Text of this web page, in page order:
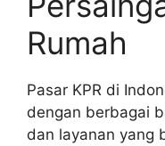
Rumah
Pasar KPR di
dengan berbagai
dan layanan yang